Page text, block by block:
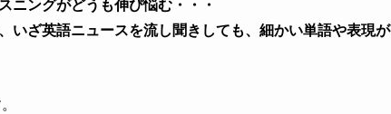
ニングがどうも伸び悩む・・・
いざ英語ニュースを流し聞きしても、細かい単語や表現が